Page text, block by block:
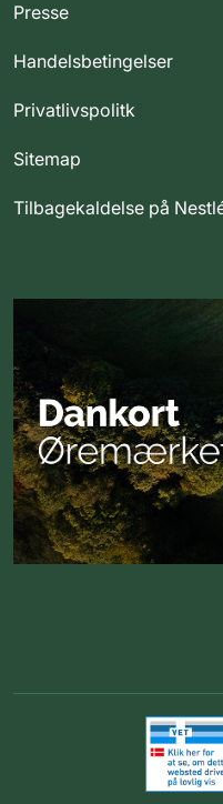
Presse
Handelsbetingelser
Privatlivspolitk
Sitemap
Tilbagekaldelse på